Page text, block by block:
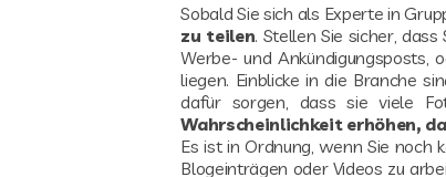
Sobald Sie sich als Experte in
zu teilen. Stellen Sie sicher,
Werbe- und Ankündigungsposts,
liegen. Einblicke in die Branche
dafür sorgen, dass sie viele
Wahrscheinlichkeit erhöhen,
Es ist in Ordnung, wenn Sie noch
Blogeinträgen oder Videos zu